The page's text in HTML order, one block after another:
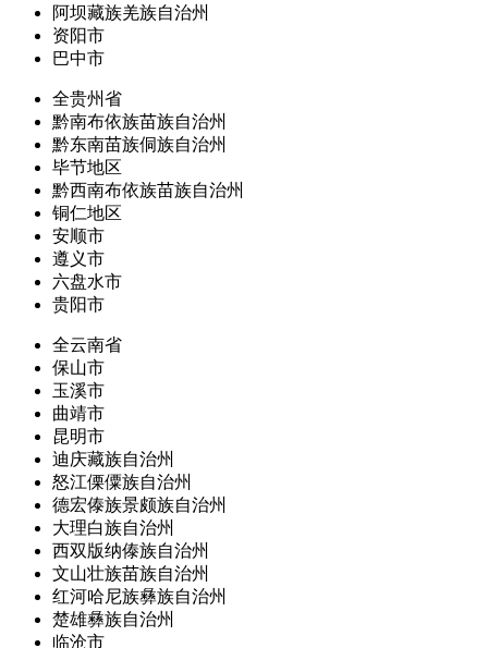
阿坝藏族羌族自治州
资阳市
巴中市
全贵州省
黔南布依族苗族自治州
黔东南苗族侗族自治州
毕节地区
黔西南布依族苗族自治州
铜仁地区
安顺市
遵义市
六盘水市
贵阳市
全云南省
保山市
玉溪市
曲靖市
昆明市
迪庆藏族自治州
怒江傈僳族自治州
德宏傣族景颇族自治州
大理白族自治州
西双版纳傣族自治州
文山壮族苗族自治州
红河哈尼族彝族自治州
楚雄彝族自治州
临沧市